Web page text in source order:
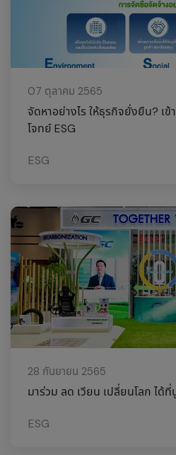
07 ตุลาคม 2565
จัดหาอย่างไร ให้ธุรกิจยั่งยืน? เ
โจทย์ ESG
ESG
28 กันยายน 2565
มาร่วม ลด เวียน เปลี่ยนโลก ได้
ESG